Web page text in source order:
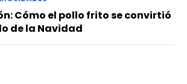
Cómo el pollo frito se convirtió
de la Navidad